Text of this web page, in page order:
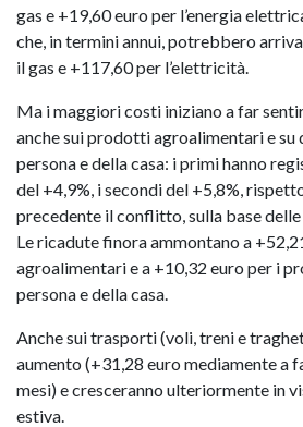
gas e +19,60 euro per l’energia
che, in termini annui, potrebbero
il gas e +117,60 per l’elettricità.
Ma i maggiori costi iniziano a far
anche sui prodotti agroalimentari e su
persona e della casa: i primi hanno
del +4,9%, i secondi del +5,8%,
precedente il conflitto, sulla base
Le ricadute finora ammontano a
agroalimentari e a +10,32 euro per i
persona e della casa.
Anche sui trasporti (voli, treni e
aumento (+31,28 euro mediamente a
mesi) e cresceranno ulteriormente in
estiva.